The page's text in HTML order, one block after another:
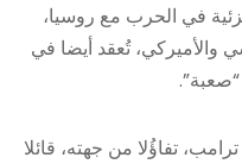
في الحرب مع روسيا،
والأميركي، تُعقد أيضا في
تفاؤُلا من جهته، قائلا